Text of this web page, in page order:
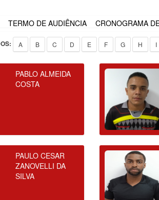
TERMO DE AUDIÊNCIA CRONOGRAMA
A B C D E F G H I
PABLO ALMEIDA
COSTA
PAULO CESAR
ZANOVELLI DA
SILVA